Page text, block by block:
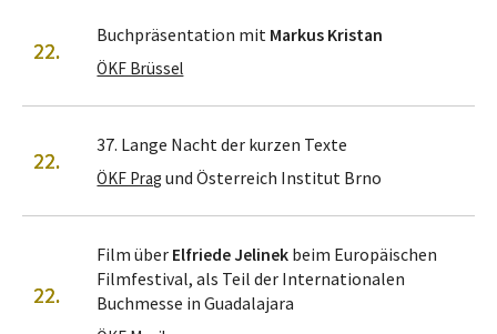
22.
Buchpräsentation mit Markus Kristan
ÖKF Brüssel
22.
37. Lange Nacht der kurzen Texte
ÖKF Prag und Österreich Institut Brno
22.
Film über Elfriede Jelinek beim Europäischen
Filmfestival, als Teil der Internationalen
Buchmesse in Guadalajara